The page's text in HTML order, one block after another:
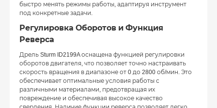
быстро менять режимы работы, адаптируя инструмент
под конкретные задачи.
Регулировка Оборотов и Функция
Реверса
Дрель Sturm ID2199A оснащена функцией регулировки
оборотов двигателя, что позволяет точно настраивать
скорость вращения в диапазоне от 0 до 2800 об/мин. Это
обеспечивает оптимальные условия работы с
различными материалами, предотвращая их
повреждение и обеспечивая высокое качество